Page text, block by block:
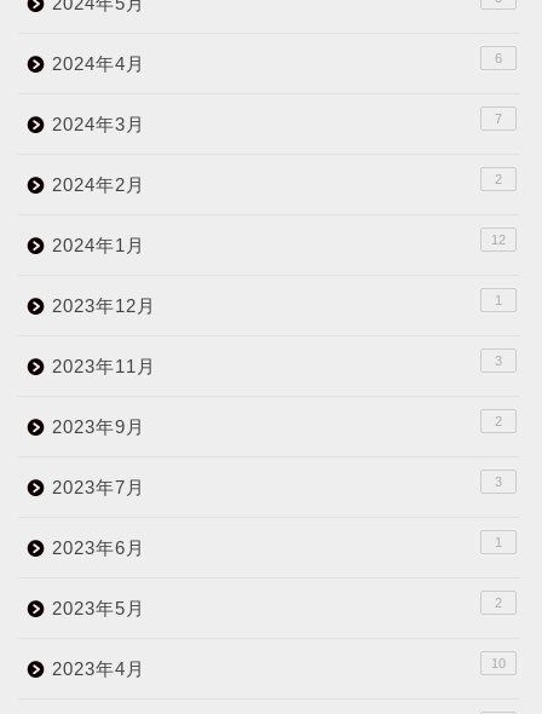
2024年4月 6
2024年3月 7
2024年2月 2
2024年1月 12
2023年12月 1
2023年11月 3
2023年9月 2
2023年7月 3
2023年6月 1
2023年5月 2
2023年4月 10